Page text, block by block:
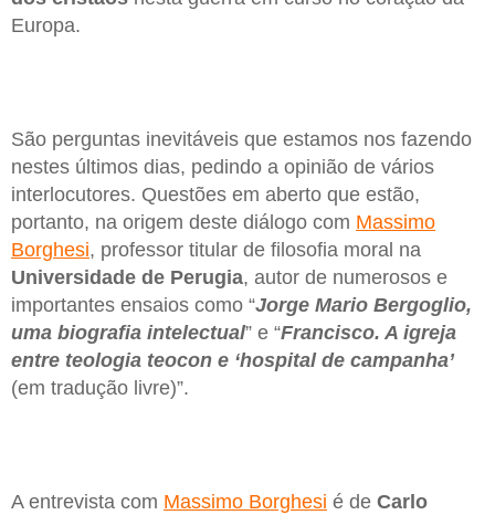
Europa.
São perguntas inevitáveis que estamos nos fazendo
nestes últimos dias, pedindo a opinião de vários
interlocutores. Questões em aberto que estão,
portanto, na origem deste diálogo com Massimo
Borghesi, professor titular de filosofia moral na
Universidade de Perugia, autor de numerosos e
importantes ensaios como “Jorge Mario Bergoglio,
uma biografia intelectual” e “Francisco. A igreja
entre teologia teocon e ‘hospital de campanha’
(em tradução livre)”.
A entrevista com Massimo Borghesi é de Carlo